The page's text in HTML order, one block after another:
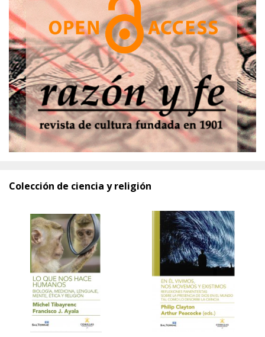
Colección de ciencia y religión